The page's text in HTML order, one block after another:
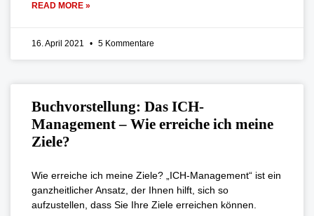
READ MORE »
16. April 2021 5 Kommentare
Buchvorstellung: Das ICH-
Management – Wie erreiche ich meine
Ziele?
Wie erreiche ich meine Ziele? „ICH-Management“ ist ein
ganzheitlicher Ansatz, der Ihnen hilft, sich so
aufzustellen, dass Sie Ihre Ziele erreichen können.